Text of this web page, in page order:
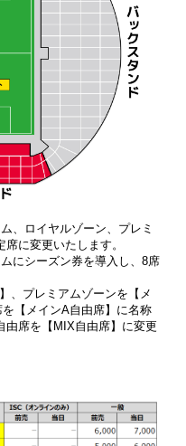
、ロイヤルゾーン、プレミ
に変更いたします。
にシーズン券を導入し、8席
、プレミアムゾーンを【メ
【メインA自由席】に名称
由席を【MIX自由席】に変更